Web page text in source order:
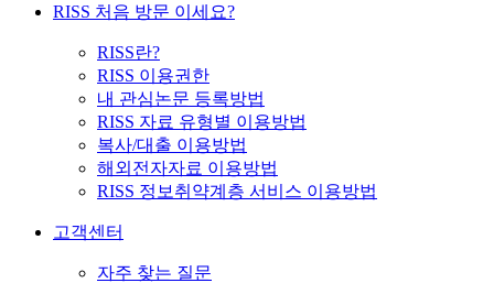
RISS 처음 방문 이세요?
RISS란?
RISS 이용권한
내 관심논문 등록방법
RISS 자료 유형별 이용방법
복사/대출 이용방법
해외전자자료 이용방법
RISS 정보취약계층 서비스 이용방법
고객센터
자주 찾는 질문